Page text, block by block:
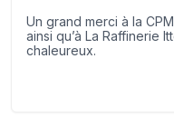
Un grand merci à la
ainsi qu’à La Raffinerie
chaleureux.